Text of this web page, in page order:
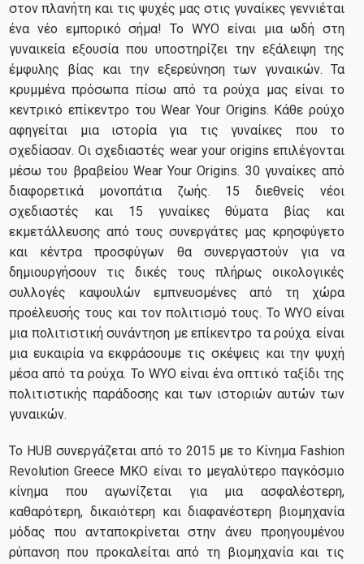
στον πλανήτη και τις ψυχές μας στις γυναίκες γεννιέται
ένα νέο εμπορικό σήμα! Το WYO είναι μια ωδή στη
γυναικεία εξουσία που υποστηρίζει την εξάλειψη της
έμφυλης βίας και την εξερεύνηση των γυναικών. Τα
κρυμμένα πρόσωπα πίσω από τα ρούχα μας είναι το
κεντρικό επίκεντρο του Wear Your Origins. Κάθε ρούχο
αφηγείται μια ιστορία για τις γυναίκες που το
σχεδίασαν. Οι σχεδιαστές wear your origins επιλέγονται
μέσω του βραβείου Wear Your Origins. 30 γυναίκες από
διαφορετικά μονοπάτια ζωής. 15 διεθνείς νέοι
σχεδιαστές και 15 γυναίκες θύματα βίας και
εκμετάλλευσης από τους συνεργάτες μας κρησφύγετο
και κέντρα προσφύγων θα συνεργαστούν για να
δημιουργήσουν τις δικές τους πλήρως οικολογικές
συλλογές καψουλών εμπνευσμένες από τη χώρα
προέλευσής τους και τον πολιτισμό τους. Το WYO είναι
μια πολιτιστική συνάντηση με επίκεντρο τα ρούχα. είναι
μια ευκαιρία να εκφράσουμε τις σκέψεις και την ψυχή
μέσα από τα ρούχα. Το WYO είναι ένα οπτικό ταξίδι της
πολιτιστικής παράδοσης και των ιστοριών αυτών των
γυναικών.
Το HUB συνεργάζεται από το 2015 με το Κίνημα Fashion
Revolution Greece ΜΚΟ είναι το μεγαλύτερο παγκόσμιο
κίνημα που αγωνίζεται για μια ασφαλέστερη,
καθαρότερη, δικαιότερη και διαφανέστερη βιομηχανία
μόδας που ανταποκρίνεται στην άνευ προηγουμένου
ρύπανση που προκαλείται από τη βιομηχανία και τις